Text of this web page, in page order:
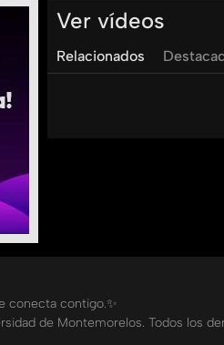
Ver vídeos
Relacionados
conecta contigo.✨
de Montemorelos. Todos los